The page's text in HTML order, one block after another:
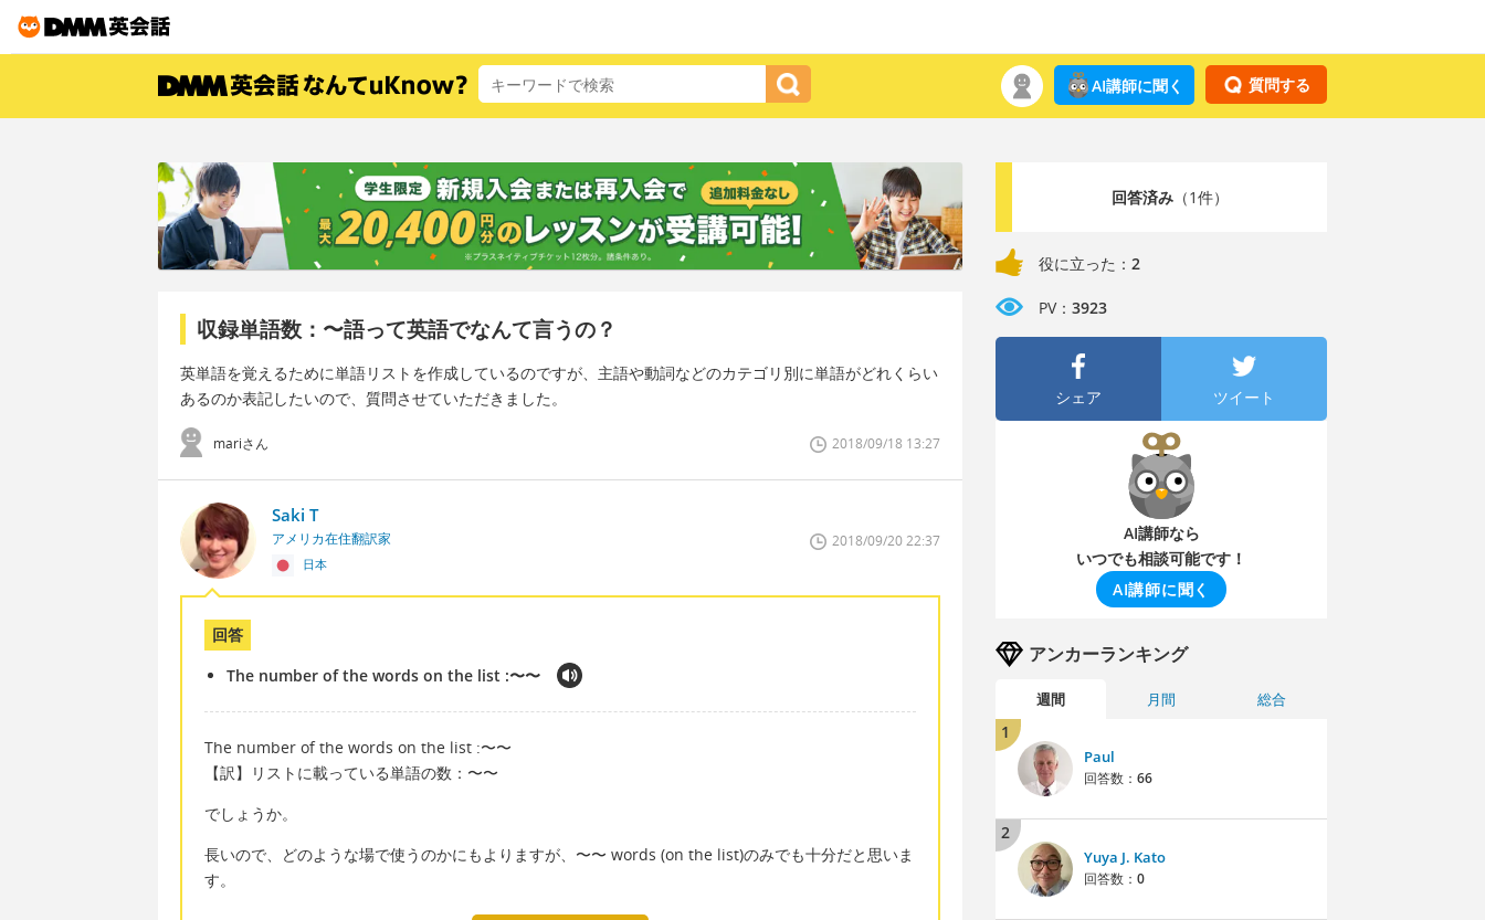
質問する
AI講師に聞く
収録単語数：〜語って英語でなんて言うの？
英単語を覚えるために単語リストを作成しているのですが、主語や動詞などのカテゴリ別に単語がどれくらい
あるのか表記したいので、質問させていただきました。
mariさん 2018/09/18 13:27
Saki T
アメリカ在住翻訳家
日本
2018/09/20 22:37
回答
The number of the words on the list :〜〜
The number of the words on the list :〜〜
【訳】リストに載っている単語の数：〜〜
でしょうか。
長いので、どのような場で使うのかにもよりますが、〜〜 words (on the list)のみでも十分だと思いま
す。
回答済み（1件）
役に立った： 2
PV： 3923
シェア ツイート
AI講師なら
いつでも相談可能です！
AI講師に聞く
アンカーランキング
週間 月間 総合
1
Paul
回答数： 66
2
Yuya J. Kato
回答数： 0